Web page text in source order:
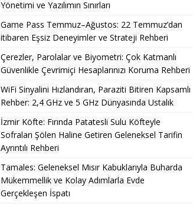
Yönetimi ve Yazılımın Sınırları
Game Pass Temmuz–Ağustos: 22 Temmuz’dan
itibaren Eşsiz Deneyimler ve Strateji Rehberi
Çerezler, Parolalar ve Biyometri: Çok Katmanlı
Güvenlikle Çevrimiçi Hesaplarınızı Koruma Rehberi
WiFi Sinyalini Hızlandıran, Paraziti Bitiren Kapsamlı
Rehber: 2,4 GHz ve 5 GHz Dünyasında Ustalık
İzmir Köfte: Fırında Patatesli Sulu Köfteyle
Sofraları Şölen Haline Getiren Geleneksel Tarifin
Ayrıntılı Rehberi
Tamales: Geleneksel Mısır Kabuklarıyla Buharda
Mükemmellik ve Kolay Adımlarla Evde
Gerçekleşen İspatı